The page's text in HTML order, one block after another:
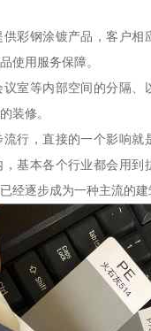
供彩钢涂镀产品，客户相
使用服务保障。
室等内部空间的分隔、
装修。
行，直接的一个影响就
基本各个行业都会用到
经逐步成为一种主流的建